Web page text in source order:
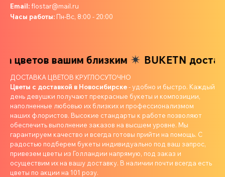
Email:flostar@mail.ru
Часы работы: Пн-Вс, 8:00 - 20:00
цветов вашим близким BUKETN
ДОСТАВКА ЦВЕТОВ КРУГЛОСУТОЧНО
Цветы с доставкой в Новосибирске- удобно и быстро. Каждый
день девушки получают прекрасные букеты и композиции,
наполненные любовью их близких и профессионализмом
наших флористов. Высокие стандарты к работе позволяют
обеспечить выполнение заказов на высшем уровне. Мы
гарантируем качество и всегда готовы прийти на помощь. С
радостью подберем букеты индивидуально под ваш запрос,
привезем цветы из Голландии напрямую, под заказ и
осуществим их на вашу доставку. В наличии почти всегда есть
цветы по акции на 101 розу.